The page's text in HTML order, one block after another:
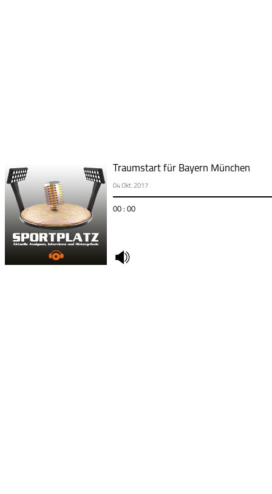
Traumstart für Bayern München
04 Okt. 2017
00 : 00